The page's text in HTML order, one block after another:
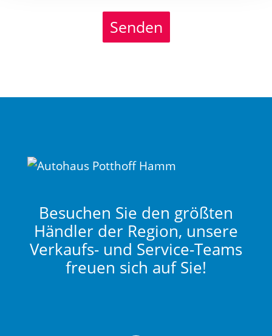
Senden
Besuchen Sie den größten
Händler der Region, unsere
Verkaufs- und Service-Teams
freuen sich auf Sie!